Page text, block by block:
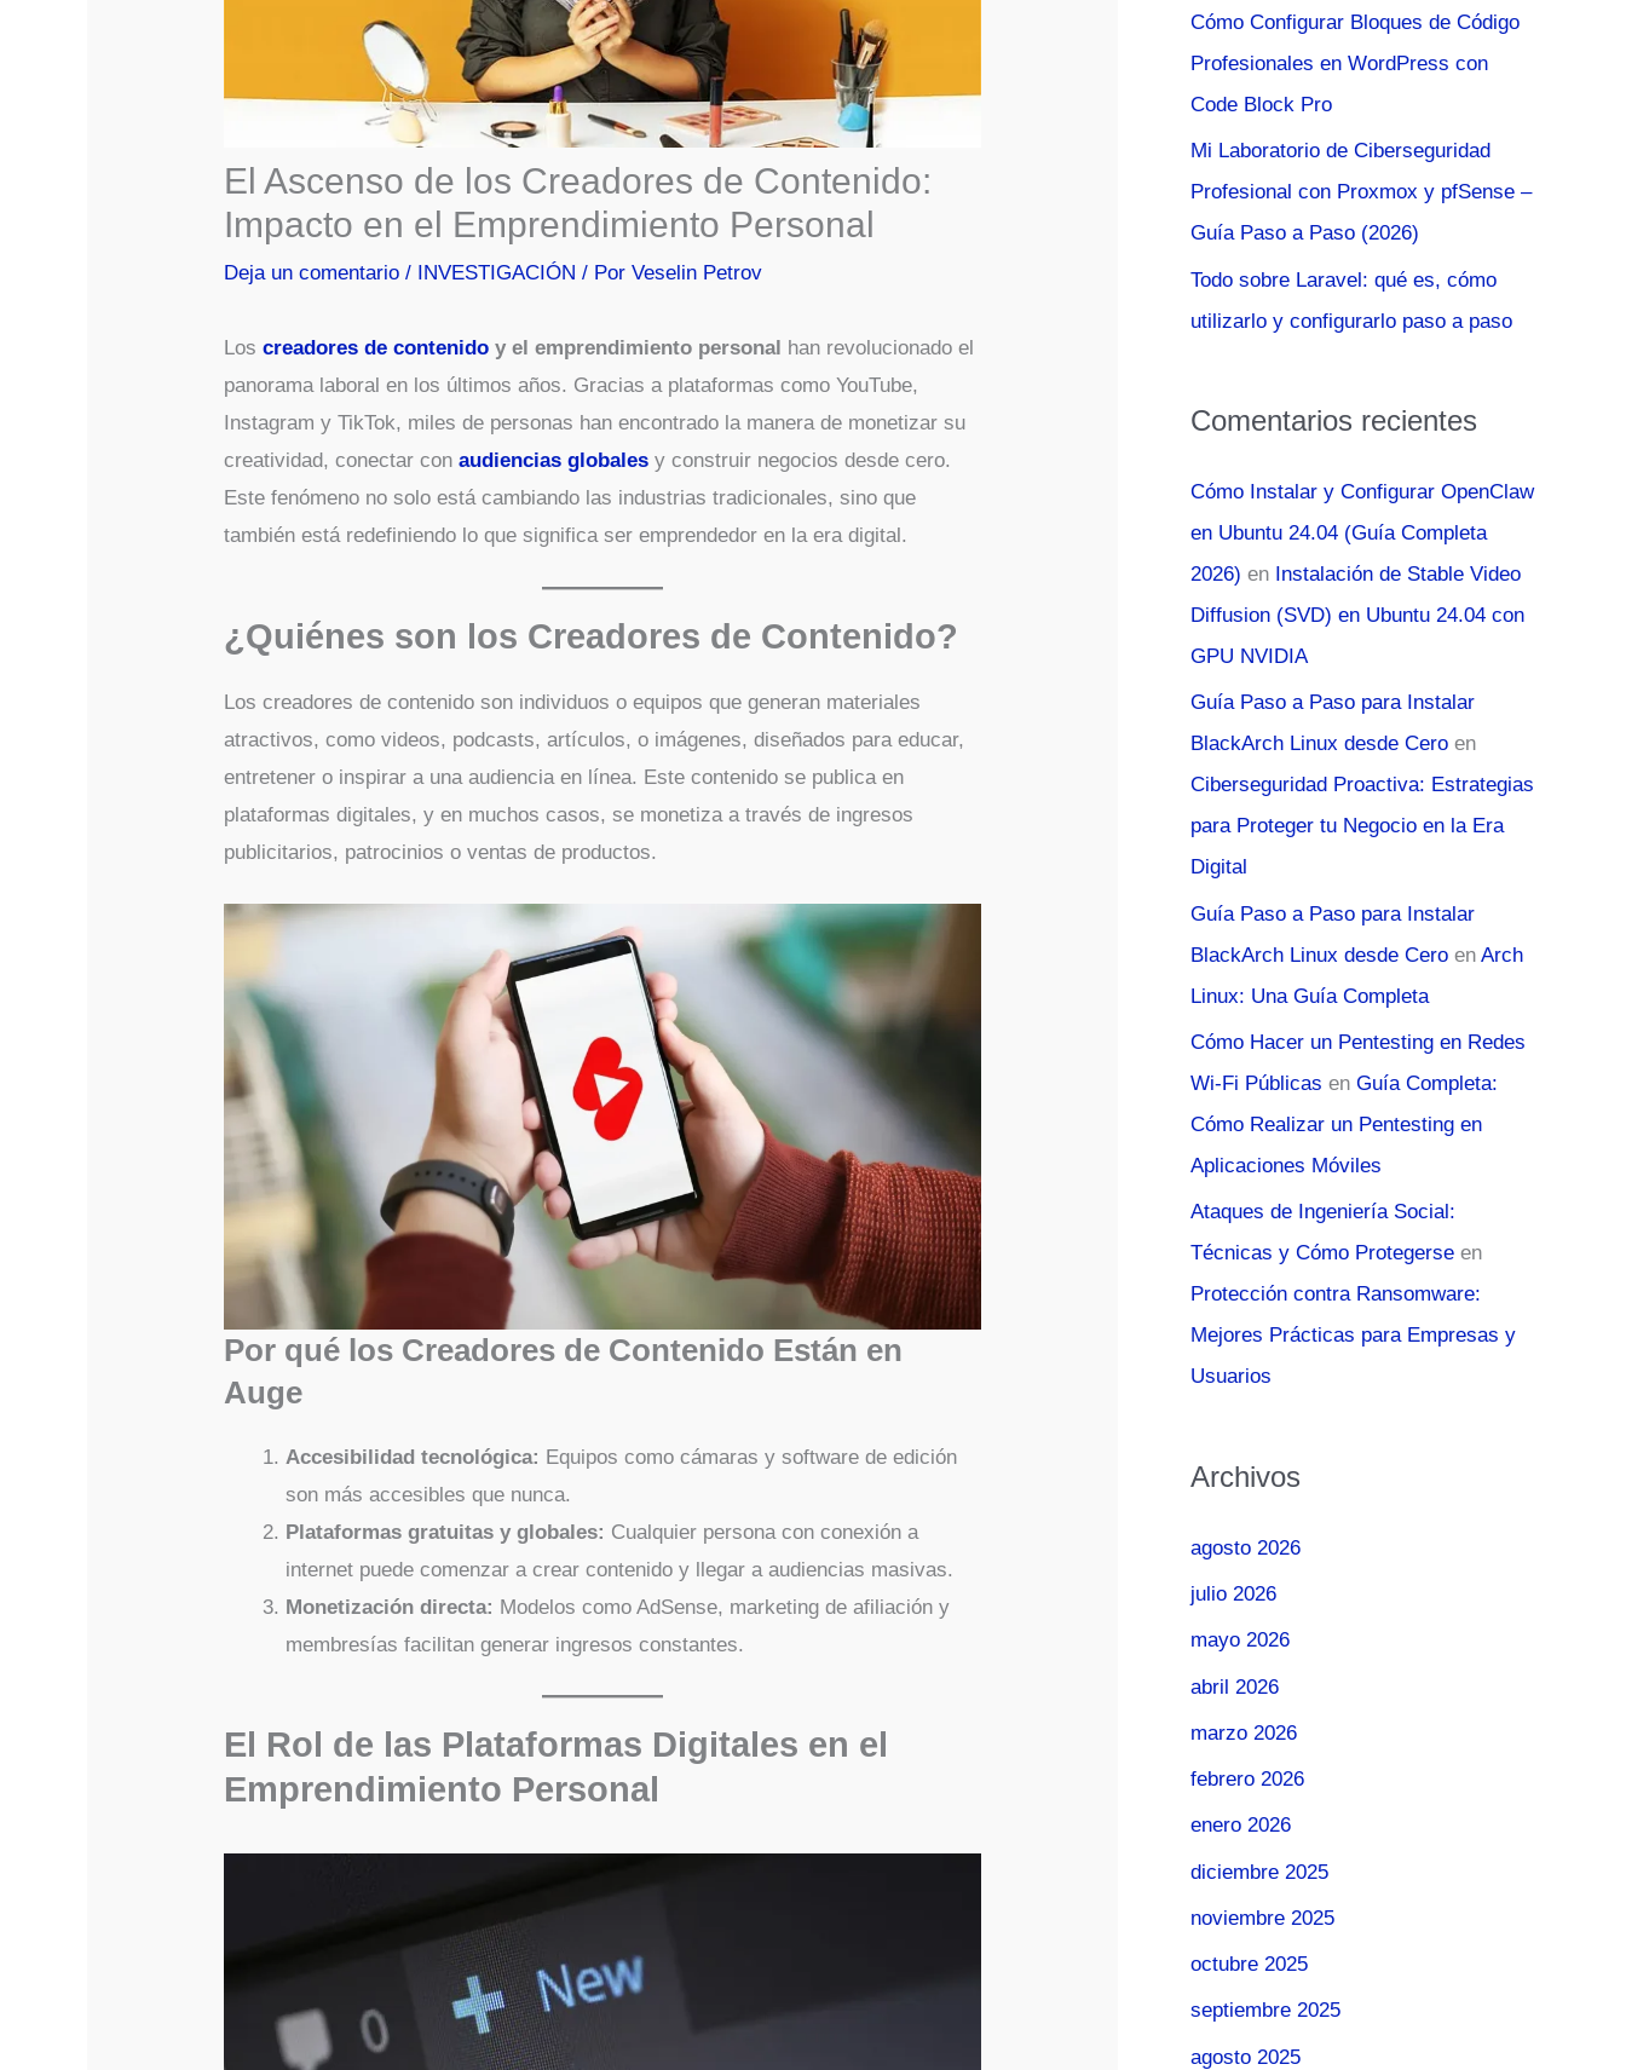
El Ascenso de los Creadores de Contenido:
Impacto en el Emprendimiento Personal
Deja un comentario / INVESTIGACIÓN / PorVeselin Petrov
Los creadores de contenido y el emprendimiento personal han revolucionado el
panorama laboral en los últimos años. Gracias a plataformas como YouTube,
Instagram y TikTok, miles de personas han encontrado la manera de monetizar su
creatividad, conectar conaudiencias globales y construir negocios desde cero.
Este fenómeno no solo está cambiando las industrias tradicionales, sino que
también está redefiniendo lo que significa ser emprendedor en la era digital.
¿Quiénes son los Creadores de Contenido?
Los creadores de contenido son individuos o equipos que generan materiales
atractivos, como videos, podcasts, artículos, o imágenes, diseñados para educar,
entretener o inspirar a una audiencia en línea. Este contenido se publica en
plataformas digitales, y en muchos casos, se monetiza a través de ingresos
publicitarios, patrocinios o ventas de productos.
Por qué los Creadores de Contenido Están en
Auge
Accesibilidad tecnológica: Equipos como cámaras y software de edición
son más accesibles que nunca.
Plataformas gratuitas y globales: Cualquier persona con conexión a
internet puede comenzar a crear contenido y llegar a audiencias masivas.
Monetización directa: Modelos como AdSense, marketing de afiliación y
membresías facilitan generar ingresos constantes.
El Rol de las Plataformas Digitales en el
Emprendimiento Personal
:
Cómo Configurar Bloques de Código
Profesionales en WordPress con
Code Block Pro
Mi Laboratorio de Ciberseguridad
Profesional con Proxmox y pfSense –
Guía Paso a Paso (2026)
Todo sobre Laravel: qué es, cómo
utilizarlo y configurarlo paso a paso
Comentarios recientes
Cómo Instalar y Configurar OpenClaw
en Ubuntu 24.04 (Guía Completa
2026) en Instalación de Stable Video
Diffusion (SVD) en Ubuntu 24.04 con
GPU NVIDIA
Guía Paso a Paso para Instalar
BlackArch Linux desde Cero en
Ciberseguridad Proactiva: Estrategias
para Proteger tu Negocio en la Era
Digital
Guía Paso a Paso para Instalar
BlackArch Linux desde Cero en Arch
Linux: Una Guía Completa
Cómo Hacer un Pentesting en Redes
Wi-Fi Públicas en Guía Completa:
Cómo Realizar un Pentesting en
Aplicaciones Móviles
Ataques de Ingeniería Social:
Técnicas y Cómo Protegerse en
Protección contra Ransomware:
Mejores Prácticas para Empresas y
Usuarios
Archivos
agosto 2026
julio 2026
mayo 2026
abril 2026
marzo 2026
febrero 2026
enero 2026
diciembre 2025
noviembre 2025
octubre 2025
septiembre 2025
agosto 2025